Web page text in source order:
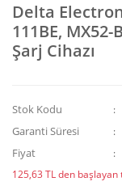
Delta
111BE,
Şarj Cihazı
Stok Kodu
Garanti Süresi
Fiyat
125,63 TL den